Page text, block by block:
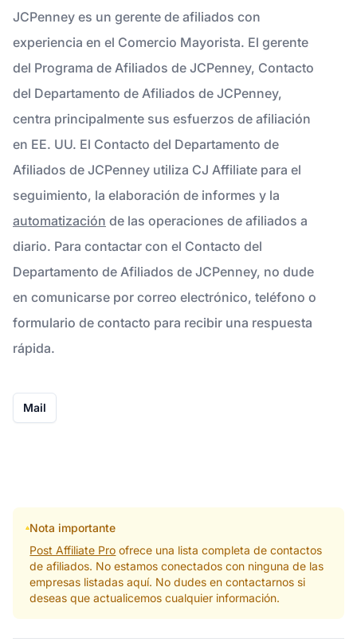
JCPenney es un gerente de afiliados con
experiencia en el Comercio Mayorista. El gerente
del Programa de Afiliados de JCPenney, Contacto
del Departamento de Afiliados de JCPenney,
centra principalmente sus esfuerzos de afiliación
en EE. UU. El Contacto del Departamento de
Afiliados de JCPenney utiliza CJ Affiliate para el
seguimiento, la elaboración de informes y la
automatización de las operaciones de afiliados a
diario. Para contactar con el Contacto del
Departamento de Afiliados de JCPenney, no dude
en comunicarse por correo electrónico, teléfono o
formulario de contacto para recibir una respuesta
rápida.
Mail
Nota importante
Post Affiliate Pro ofrece una lista completa de contactos
de afiliados. No estamos conectados con ninguna de las
empresas listadas aquí. No dudes en contactarnos si
deseas que actualicemos cualquier información.